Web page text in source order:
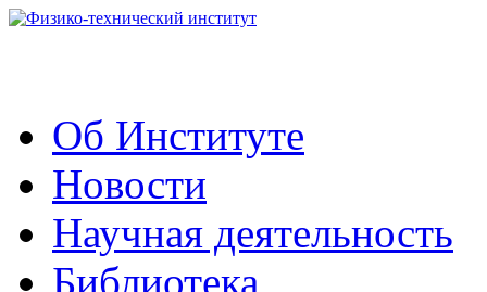
Об Институте
Новости
Научная деятельность
Библиотека